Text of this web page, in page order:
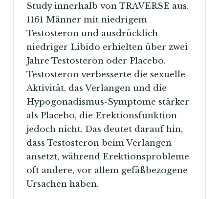
Study innerhalb von TRAVERSE aus.
1161 Männer mit niedrigem
Testosteron und ausdrücklich
niedriger Libido erhielten über zwei
Jahre Testosteron oder Placebo.
Testosteron verbesserte die sexuelle
Aktivität, das Verlangen und die
Hypogonadismus-Symptome stärker
als Placebo, die Erektionsfunktion
jedoch nicht. Das deutet darauf hin,
dass Testosteron beim Verlangen
ansetzt, während Erektionsprobleme
oft andere, vor allem gefäßbezogene
Ursachen haben.